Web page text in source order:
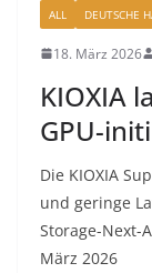
ALL DEUTSCHE
18. März 2026
KIOXIA
GPU-
Die KIOXIA
und geringe
Storage-Next-
März 2026